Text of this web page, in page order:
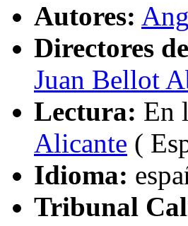
Autores:
Directores
Juan Bellot
Lectura: En
Alicante (
Idioma:
Tribunal